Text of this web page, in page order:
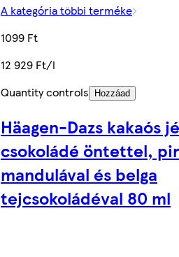
A kategória többi terméke
1099 Ft
12 929 Ft/l
Quantity controls
Hozzáad
Häagen-Dazs kakaós
csokoládé öntettel,
mandulával és belga
tejcsokoládéval 80 ml